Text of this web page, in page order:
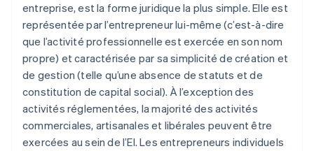
entreprise, est la forme juridique la plus simple. Elle est
représentée par l’entrepreneur lui-même (c’est-à-dire
que l’activité professionnelle est exercée en son nom
propre) et caractérisée par sa simplicité de création et
de gestion (telle qu’une absence de statuts et de
constitution de capital social). À l’exception des
activités réglementées, la majorité des activités
commerciales, artisanales et libérales peuvent être
exercées au sein de l’EI. Les entrepreneurs individuels